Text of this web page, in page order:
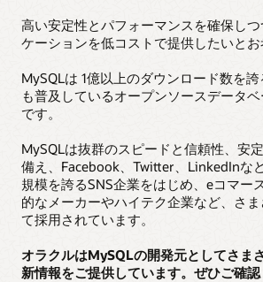
高い安定性とパフォーマンスを確保し
ケーションを低コストで提供したいとお
MySQLは 1億以上のダウンロード数を
も普及しているオープンソースデータ
です。
MySQLは抜群のスピードと信頼性、安
備え、Facebook、Twitter、LinkedInな
規模を誇るSNS企業をはじめ、eコマー
的なメーカーやハイテク企業など、さ
て採用されています。
オラクルはMySQLの開発元としてさま
新情報をご提供しています。ぜひご確認